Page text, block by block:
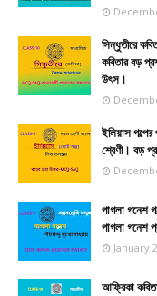
সিন্ধুতীরে
কবিতার বড়
উৎস।
ইলিয়াস
শ্রেণী। বড়
পাগলা গনেশ
পাগলা গনেশ
January
আফ্রিকা